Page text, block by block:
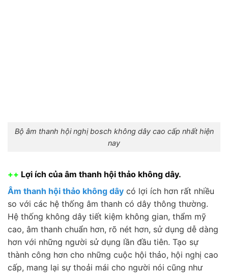
Bộ âm thanh hội nghị bosch không dây cao cấp nhất hiện
nay
++ Lợi ích của âm thanh hội thảo không dây.
Âm thanh hội thảo không dây có lợi ích hơn rất nhiều
so với các hệ thống âm thanh có dây thông thường.
Hệ thống không dây tiết kiệm không gian, thẩm mỹ
cao, âm thanh chuẩn hơn, rõ nét hơn, sử dụng dễ dàng
hơn với những người sử dụng lần đầu tiên. Tạo sự
thành công hơn cho những cuộc hội thảo, hội nghị cao
cấp, mang lại sự thoải mái cho người nói cũng như